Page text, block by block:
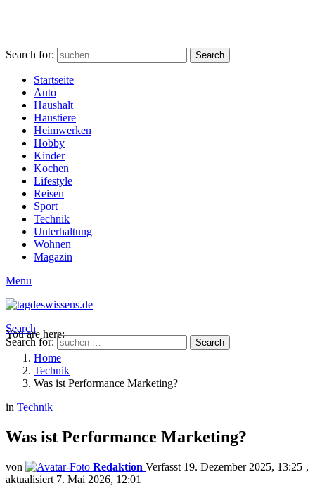
Search for: Search
Startseite
Auto
Haushalt
Haustiere
Heimwerken
Hobby
Kinder
Kochen
Lifestyle
Reisen
Sport
Technik
Unterhaltung
Wohnen
Magazin
Menu
Search
Search for:
Search
You are here:
Home
Technik
Was ist Performance Marketing?
in Technik
Was ist Performance Marketing?
von Redaktion
19. Dezember 2025, 13:25
aktualisiert 7. Mai 2026, 12:01